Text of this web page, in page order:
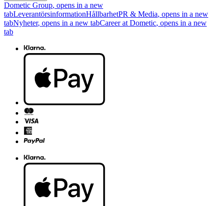
Dometic Group, opens in a new
tabLeverantörsinformationHållbarhetPR & Media, opens in a new
tabNyheter, opens in a new tabCareer at Dometic, opens in a new
tab